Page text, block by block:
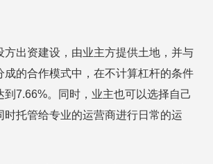
方出资建设，由业主方提供土地，并与
成的合作模式中，在不计算杠杆的条件
到7.66%。同时，业主也可以选择自己
时托管给专业的运营商进行日常的运